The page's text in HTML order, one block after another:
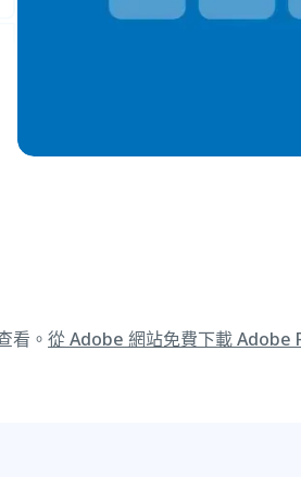
看。 從 Adobe 網站免費下載 Adobe